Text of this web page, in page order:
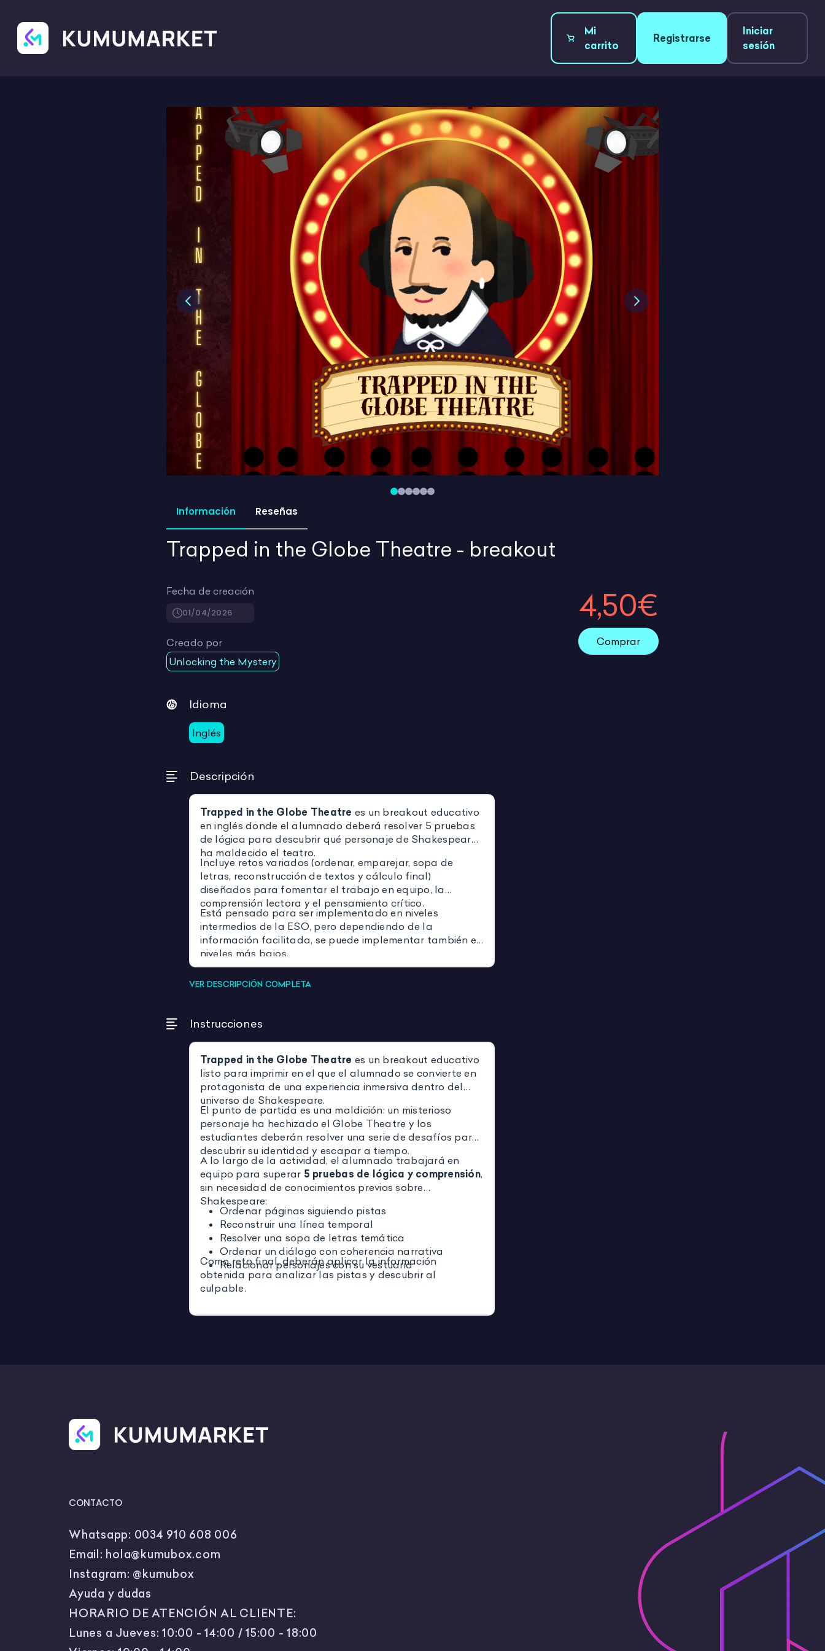
Mi
carrito
Registrarse
Iniciar
sesión
Previous Next
Información Reseñas
Trapped in the Globe Theatre - breakout
Fecha de creación
01/04/2026
Creado por
Unlocking the Mystery
Idioma
Inglés
Descripción
Trapped in the Globe Theatre es un breakout educativo
en inglés donde el alumnado deberá resolver 5 pruebas
de lógica para descubrir qué personaje de Shakespeare
ha maldecido el teatro.
Incluye retos variados (ordenar, emparejar, sopa de
letras, reconstrucción de textos y cálculo final)
diseñados para fomentar el trabajo en equipo, la
comprensión lectora y el pensamiento crítico.
Está pensado para ser implementado en niveles
intermedios de la ESO, pero dependiendo de la
información facilitada, se puede implementar también en
niveles más bajos.
VER DESCRIPCIÓN COMPLETA
Instrucciones
Trapped in the Globe Theatre es un breakout educativo
listo para imprimir en el que el alumnado se convierte en
protagonista de una experiencia inmersiva dentro del
universo de Shakespeare.
El punto de partida es una maldición: un misterioso
personaje ha hechizado el Globe Theatre y los
estudiantes deberán resolver una serie de desafíos para
descubrir su identidad y escapar a tiempo.
A lo largo de la actividad, el alumnado trabajará en
equipo para superar 5 pruebas de lógica y comprensión,
sin necesidad de conocimientos previos sobre
Shakespeare:
Ordenar páginas siguiendo pistas
Reconstruir una línea temporal
Resolver una sopa de letras temática
Ordenar un diálogo con coherencia narrativa
Relacionar personajes con su vestuario
Como reto final, deberán aplicar la información
obtenida para analizar las pistas y descubrir al
culpable.
4,50€
Comprar
CONTACTO
Whatsapp: 0034 910 608 006
Email: hola@kumubox.com
Instagram: @kumubox
Ayuda y dudas
HORARIO DE ATENCIÓN AL CLIENTE:
Lunes a Jueves: 10:00 - 14:00 / 15:00 - 18:00